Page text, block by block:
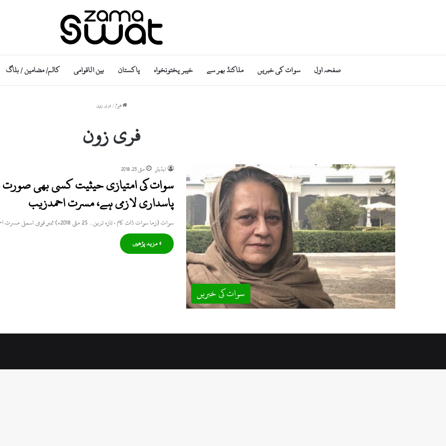
صفحہ اول سوات کی خبریں ملاکنڈ بھر سے خیبر پختونخواہ پاکستان بین الاقوامی کالم/ مضامین / بلاگ
ھوم / فری زون
فری زون
سوات کی خبریں
ایڈیٹر مئی 25, 2018
سوات کی امتیازی حیثیت کسی بھی صورت
پاسداری لازمی ہے، مسرت احمدزیب
سوات (زما سوات ڈاٹ کام ، تازہ ترین۔ 25 مئی 2018ء) ممبر قومی اسملی مسرت احمد زیب نے کہا ہے…
» مزید پڑھیں